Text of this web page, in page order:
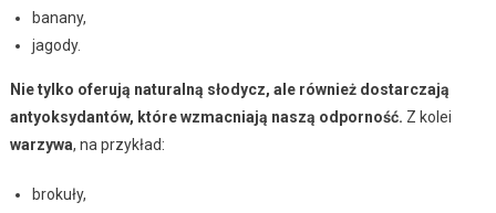
banany,
jagody.
Nie tylko oferują naturalną słodycz, ale również dostarczają
antyoksydantów, które wzmacniają naszą odporność. Z kolei
warzywa, na przykład:
brokuły,